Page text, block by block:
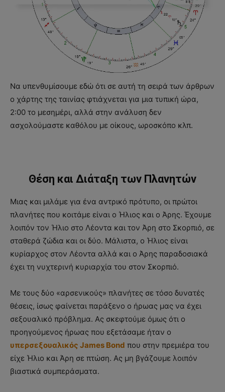
Να υπενθυμίσουμε εδώ ότι σε αυτή τη σειρά των άρθρων
ο χάρτης της ταινίας φτιάχνεται για μια τυπική ώρα,
2:00 το μεσημέρι, αλλά στην ανάλυση δεν
ασχολούμαστε καθόλου με οίκους, ωροσκόπο κλπ.
Θέση και Διάταξη των Πλανητών
Μιας και μιλάμε για ένα αντρικό πρότυπο, οι πρώτοι
πλανήτες που κοιτάμε είναι ο Ήλιος και ο Άρης. Έχουμε
λοιπόν τον Ήλιο στο Λέοντα και τον Άρη στο Σκορπιό, σε
σταθερά ζώδια και οι δύο. Μάλιστα, ο Ήλιος είναι
κυρίαρχος στον Λέοντα αλλά και ο Άρης παραδοσιακά
έχει τη νυχτερινή κυριαρχία του στον Σκορπιό.
Με τους δύο «αρσενικούς» πλανήτες σε τόσο δυνατές
θέσεις, ίσως φαίνεται παράξενο ο ήρωας μας να έχει
σεξουαλικό πρόβλημα. Ας σκεφτούμε όμως ότι ο
προηγούμενος ήρωας που εξετάσαμε ήταν ο
υπερσεξουαλικός James Bond που στην πρεμιέρα του
είχε Ήλιο και Άρη σε πτώση. Ας μη βγάζουμε λοιπόν
βιαστικά συμπεράσματα.